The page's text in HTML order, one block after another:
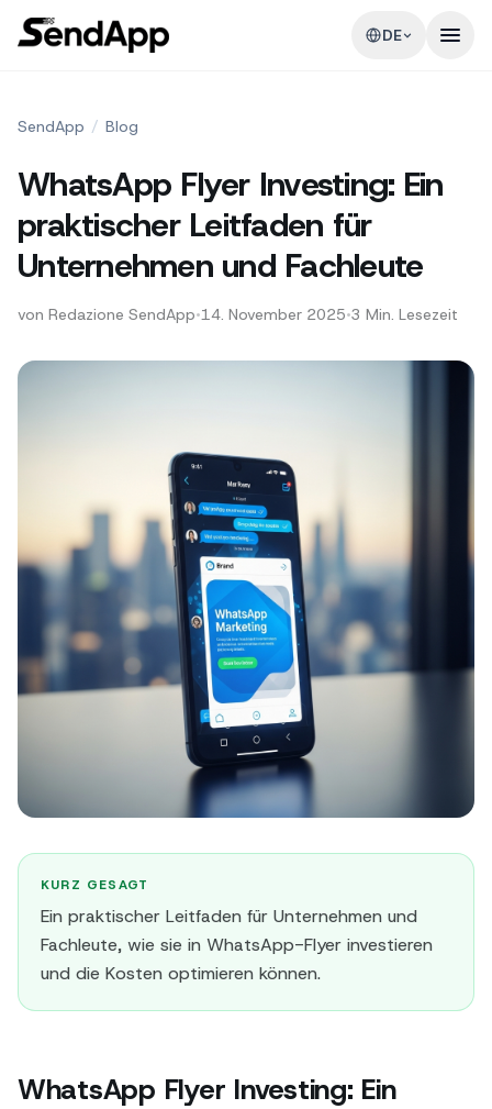
DE
SendApp / Blog
WhatsApp Flyer Investing: Ein
praktischer Leitfaden für
Unternehmen und Fachleute
von Redazione SendApp•14. November 2025•3 Min. Lesezeit
KURZ GESAGT
Ein praktischer Leitfaden für Unternehmen und
Fachleute, wie sie in WhatsApp-Flyer investieren
und die Kosten optimieren können.
WhatsApp Flyer Investing: Ein